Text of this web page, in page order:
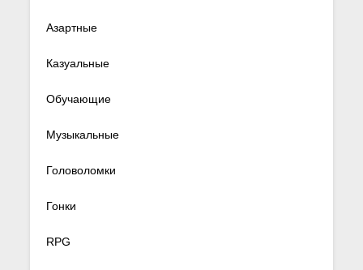
Азартные
Казуальные
Обучающие
Музыкальные
Головоломки
Гонки
RPG